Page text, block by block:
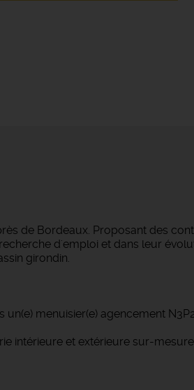
de Bordeaux. Proposant des
d'emploi et dans leur
girondin.
menuisier(e) agencement
intérieure et extérieure sur-